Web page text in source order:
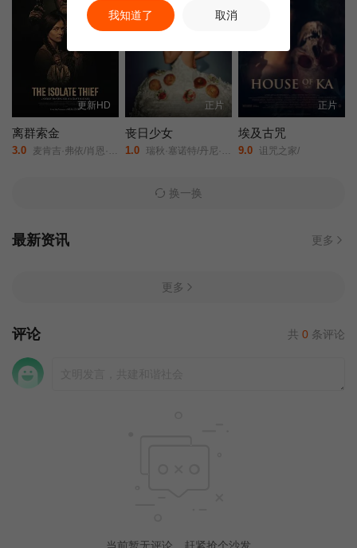
更新HD
离群索金
3.0 麦肯吉·弗依/肖恩·宾/奥德娅·拉什/
正片
丧日少女
1.0 瑞秋·塞诺特/丹尼·德费拉里/
正片
埃及古咒
9.0 诅咒之家/
换一换
最新资讯 更多
更多
评论 共 0 条评论
当前暂无评论，赶紧抢个沙发
我知道了 取消